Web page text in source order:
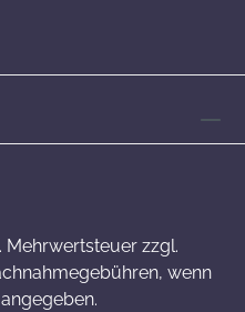
Mehrwertsteuer zzgl.
wenn